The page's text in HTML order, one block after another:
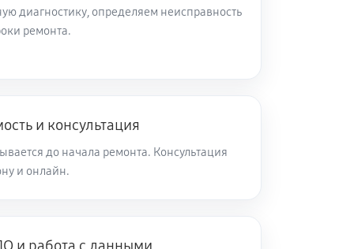
диагностику, определяем неисправность
ремонта.
и консультация
до начала ремонта. Консультация
и онлайн.